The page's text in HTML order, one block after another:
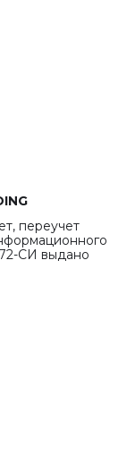
переучет
СИ выдано